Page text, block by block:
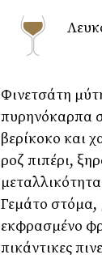
Φινετσάτη
πυρηνόκαρπα
βερίκοκο και
ροζ πιπέρι,
Γεμάτο στόμα,
εκφρασμένο
πικάντικες